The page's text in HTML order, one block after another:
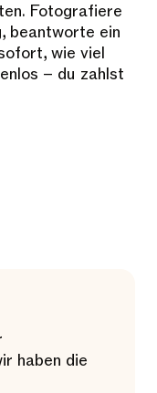
Fotografiere
beantworte ein
wie viel
– du zahlst
haben die